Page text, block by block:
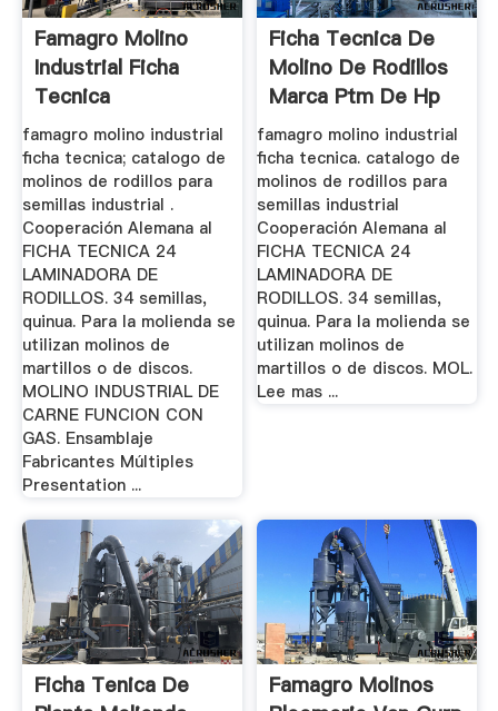
Famagro Molino
Industrial Ficha
Tecnica
famagro molino industrial
ficha tecnica; catalogo de
molinos de rodillos para
semillas industrial .
Cooperación Alemana al
FICHA TECNICA 24
LAMINADORA DE
RODILLOS. 34 semillas,
quinua. Para la molienda se
utilizan molinos de
martillos o de discos.
MOLINO INDUSTRIAL DE
CARNE FUNCION CON
GAS. Ensamblaje
Fabricantes Múltiples
Presentation ...
Ficha Tecnica De
Molino De Rodillos
Marca Ptm De Hp
famagro molino industrial
ficha tecnica. catalogo de
molinos de rodillos para
semillas industrial
Cooperación Alemana al
FICHA TECNICA 24
LAMINADORA DE
RODILLOS. 34 semillas,
quinua. Para la molienda se
utilizan molinos de
martillos o de discos. MOL.
Lee mas ...
Ficha Tenica De
Famagro Molinos